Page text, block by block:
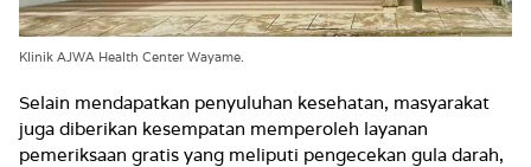
Klinik AJWA Health Center Wayame.
Selain mendapatkan penyuluhan kesehatan, masyarakat
juga diberikan kesempatan memperoleh layanan
pemeriksaan gratis yang meliputi pengecekan gula darah,